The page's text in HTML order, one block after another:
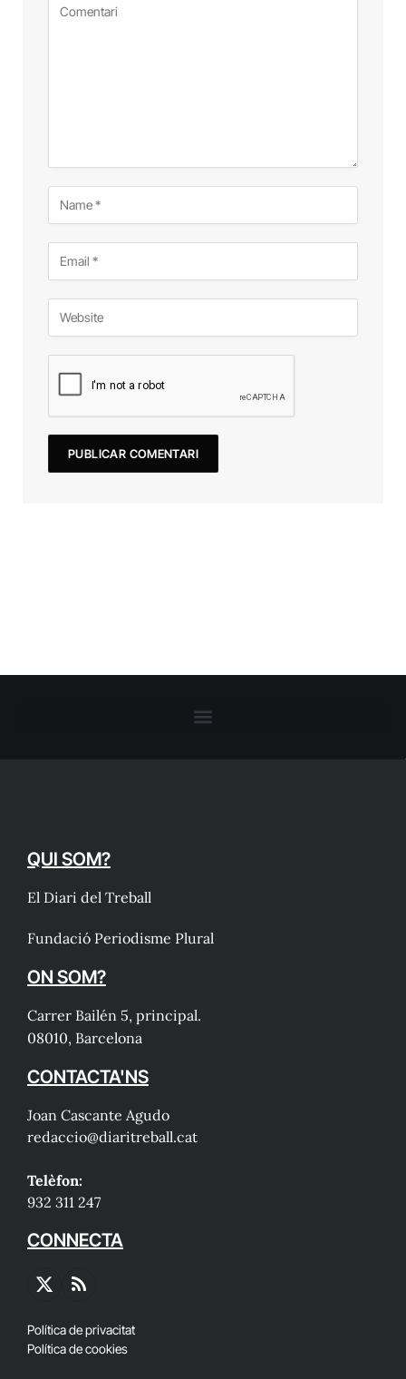
QUI SOM?
El Diari del Treball
Fundació Periodisme Plural
ON SOM?
Carrer Bailén 5, principal.
08010, Barcelona
CONTACTA'NS
Joan Cascante Agudo
redaccio@diaritreball.cat
Telèfon:
932 311 247
CONNECTA
X
RSS
Política de privacitat
Política de cookies